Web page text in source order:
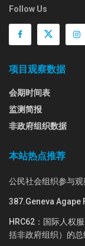
Follow Us
项目观察数据
会期时间表
监测简报
非政府组织数据
本站热点推荐
公民社会组织参与
387.Geneva Agape
HRC62：国际人权
括非政府组织）的